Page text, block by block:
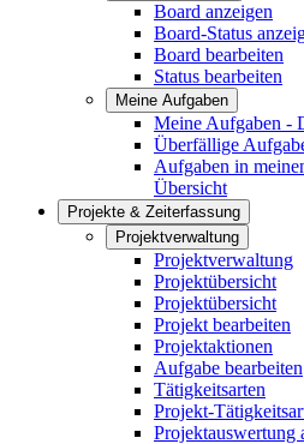
Board anzeigen
Board-Status
Board bearbeiten
Status bearbeiten
Meine Aufgaben
Meine Aufgaben -
Überfällige
Aufgaben in
Übersicht
Projekte & Zeiterfassung
Projektverwaltung
Projektverwaltung
Projektübersicht
Projektübersicht
Projekt bearbeiten
Projektaktionen
Aufgabe bearbeiten
Tätigkeitsarten
Projekt-
Projektauswertung